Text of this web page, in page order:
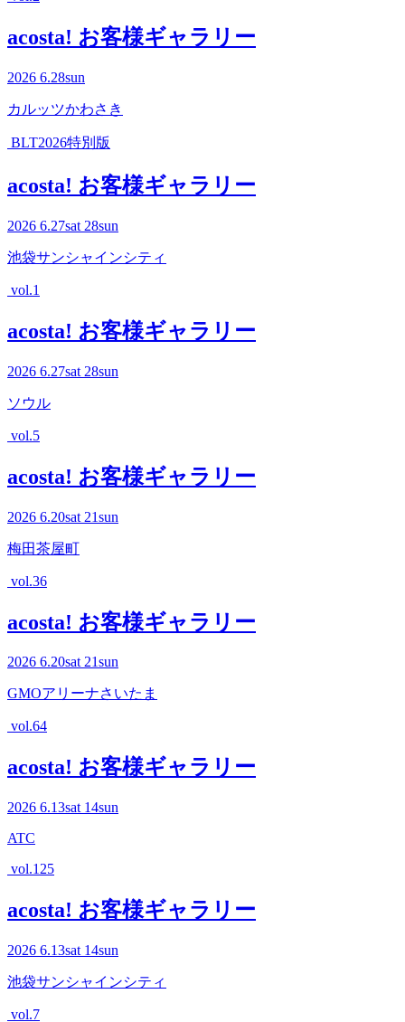
acosta! お客様ギャラリー
2026 6.28sun
カルッツかわさき
BLT2026特別版
acosta! お客様ギャラリー
2026 6.27sat 28sun
池袋サンシャインシティ
vol.1
acosta! お客様ギャラリー
2026 6.27sat 28sun
ソウル
vol.5
acosta! お客様ギャラリー
2026 6.20sat 21sun
梅田茶屋町
vol.36
acosta! お客様ギャラリー
2026 6.20sat21sun
GMOアリーナさいたま
vol.64
acosta! お客様ギャラリー
2026 6.13sat 14sun
ATC
vol.125
acosta! お客様ギャラリー
2026 6.13sat 14sun
池袋サンシャインシティ
vol.7